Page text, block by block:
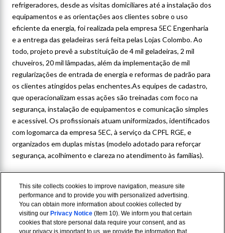
refrigeradores, desde as visitas domiciliares até a instalação dos
equipamentos e as orientações aos clientes sobre o uso
eficiente da energia, foi realizada pela empresa 5EC Engenharia
e a entrega das geladeiras será feita pelas Lojas Colombo. Ao
todo, projeto prevê a substituição de 4 mil geladeiras, 2 mil
chuveiros, 20 mil lâmpadas, além da implementação de mil
regularizações de entrada de energia e reformas de padrão para
os clientes atingidos pelas enchentes.As equipes de cadastro,
que operacionalizam essas ações são treinadas com foco na
segurança, instalação de equipamentos e comunicação simples
e acessível. Os profissionais atuam uniformizados, identificados
com logomarca da empresa 5EC, à serviço da CPFL RGE, e
organizados em duplas mistas (modelo adotado para reforçar
segurança, acolhimento e clareza no atendimento às famílias).
This site collects cookies to improve navigation, measure site
performance and to provide you with personalized advertising.
You can obtain more information about cookies collected by
visiting our Privacy Notice(Item 10). We inform you that certain
cookies that store personal data require your consent, and as
your privacy is important to us, we provide the information that